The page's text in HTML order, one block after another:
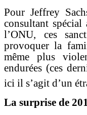
Pour Jeffrey
consultant spécial
l’ONU, ces
provoquer la
même plus
endurées (ces
ici il s’agit d’un
La surprise de